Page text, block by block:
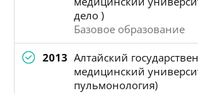
дело )
Базовое образование
2013 Алтайский
медицинский
пульмонология)